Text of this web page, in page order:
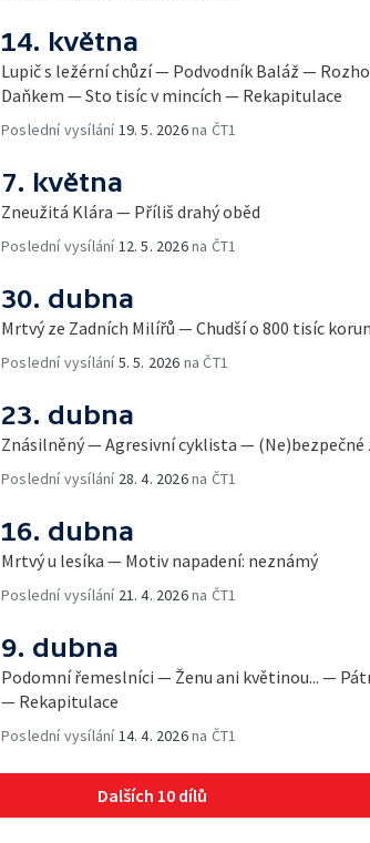
14. května
Lupič s ležérní chůzí — Podvodník Baláž —
Daňkem — Sto tisíc v mincích — Rekapitulace
Poslední vysílání 19. 5. 2026na ČT1
7. května
Zneužitá Klára — Příliš drahý oběd
Poslední vysílání 12. 5. 2026na ČT1
30. dubna
Mrtvý ze Zadních Milířů — Chudší o 800 tisíc korun
Poslední vysílání5. 5. 2026 na ČT1
23. dubna
Znásilněný — Agresivní cyklista —
Poslední vysílání 28. 4. 2026na ČT1
16. dubna
Mrtvý u lesíka — Motiv napadení: neznámý
Poslední vysílání 21. 4. 2026na ČT1
9. dubna
Podomní řemeslníci — Ženu ani květinou... —
— Rekapitulace
Poslední vysílání 14. 4. 2026na ČT1
Dalších 10 dílů